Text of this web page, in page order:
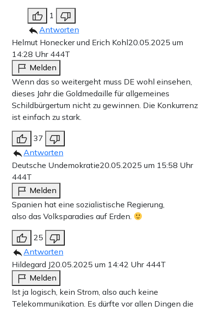
1
Antworten
Helmut Honecker und Erich Kohl20.05.2025 um
14:28 Uhr 444T
Melden
Wenn das so weitergeht muss DE wohl einsehen,
dieses Jahr die Goldmedaille für allgemeines
Schildbürgertum nicht zu gewinnen. Die Konkurrenz
ist einfach zu stark.
37
Antworten
Deutsche Undemokratie20.05.2025 um 15:58 Uhr
444T
Melden
Spanien hat eine sozialistische Regierung,
also das Volksparadies auf Erden.
25
Antworten
Hildegard J20.05.2025 um 14:42 Uhr 444T
Melden
Ist ja logisch, kein Strom, also auch keine
Telekommunikation. Es dürfte vor allen Dingen die